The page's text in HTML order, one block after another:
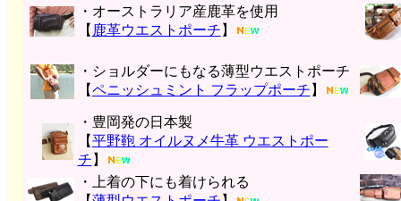
・オーストラリア産鹿革を使用
【 鹿革ウエストポーチ 】
・ショルダーにもなる薄型ウエストポーチ
【ペニッシュミント フラップポーチ 】
・豊岡発の日本製
【平野鞄 オイルヌメ牛革 ウエストポー
チ 】
・上着の下にも着けられる